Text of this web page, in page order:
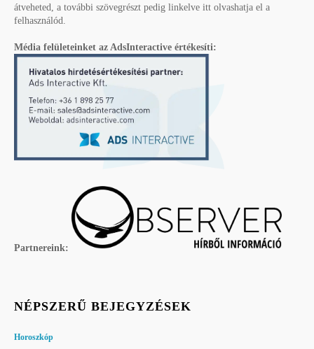
átveheted, a további szövegrészt pedig linkelve itt olvashatja el a
felhasználód.
Média felületeinket az AdsInteractive értékesíti:
Partnereink:
NÉPSZERŰ BEJEGYZÉSEK
Horoszkóp